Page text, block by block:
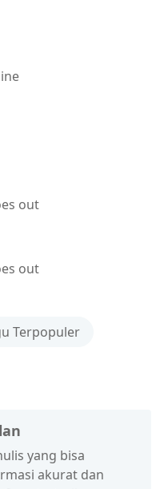
out
out
Terpopuler
yang bisa
akurat dan